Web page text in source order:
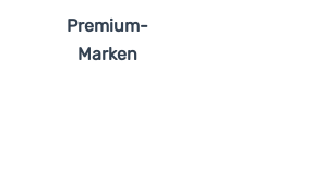
Premium-
Marken